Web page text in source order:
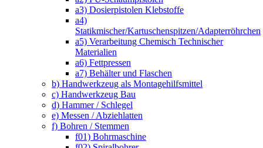
a3) Dosierpistolen Klebstoffe
a4)
Statikmischer/Kartuschenspitzen/Adapterröhrchen
a5) Verarbeitung Chemisch Technischer
Materialien
a6) Fettpressen
a7) Behälter und Flaschen
b) Handwerkzeug als Montagehilfsmittel
c) Handwerkzeug Bau
d) Hammer / Schlegel
e) Messen / Abziehlatten
f) Bohren / Stemmen
f01) Bohrmaschine